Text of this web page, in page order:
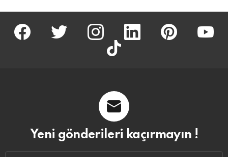
facebook twitter İnstagram linkedin pinterest
tiktok
Yeni gönderileri kaçırmayın !